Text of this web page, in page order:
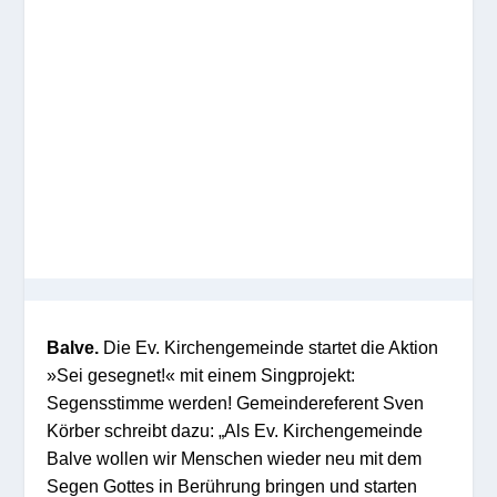
Balve. Die Ev. Kirchengemeinde startet die Aktion
»Sei gesegnet!« mit einem Singprojekt:
Segensstimme werden! Gemeindereferent Sven
Körber schreibt dazu: „ Als Ev. Kirchengemeinde
Balve wollen wir Menschen wieder neu mit dem
Segen Gottes in Berührung bringen und starten